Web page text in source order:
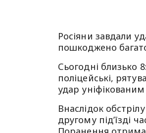
Росіяни завдали
пошкоджено
Сьогодні близько
поліцейські,
удар
Внаслідок
другому підʼїзді